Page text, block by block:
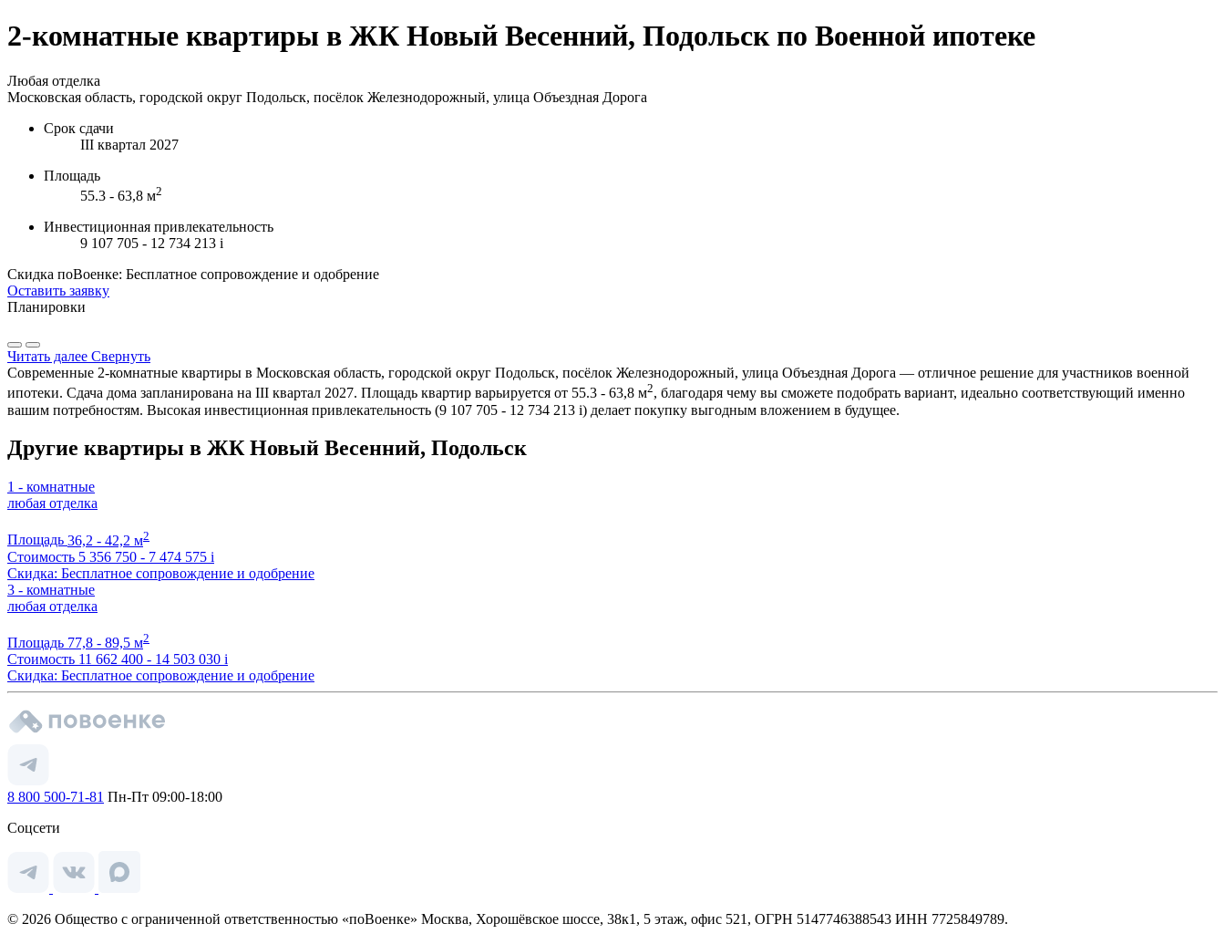
2-комнатные квартиры в ЖК Новый Весенний, Подольск по Военной ипотеке
Любая отделка
Московская область, городской округ Подольск, посёлок Железнодорожный, улица Объездная Дорога
Срок сдачи
III квартал 2027
Площадь
55.3 - 63,8 м2
Инвестиционная привлекательность
9 107 705 - 12 734 213 i
Скидка поВоенке: Бесплатное сопровождение и одобрение
Оставить заявку
Планировки
Читать далее Свернуть
Современные 2-комнатные квартиры в Московская область, городской округ Подольск, посёлок Железнодорожный, улица Объездная Дорога — отличное решение для участников военной
ипотеки. Сдача дома запланирована на III квартал 2027. Площадь квартир варьируется от 55.3 - 63,8 м2, благодаря чему вы сможете подобрать вариант, идеально соответствующий именно
вашим потребностям. Высокая инвестиционная привлекательность (9 107 705 - 12 734 213 i) делает покупку выгодным вложением в будущее.
Другие квартиры в ЖК Новый Весенний, Подольск
1 - комнатные
любая отделка
Площадь 36,2 - 42,2 м2
Стоимость 5 356 750 - 7 474 575 i
Скидка: Бесплатное сопровождение и одобрение
3 - комнатные
любая отделка
Площадь 77,8 - 89,5 м2
Стоимость 11 662 400 - 14 503 030 i
Скидка: Бесплатное сопровождение и одобрение
8 800 500-71-81 Пн-Пт 09:00-18:00
Соцсети
© 2026 Общество с ограниченной ответственностью «поВоенке» Москва, Хорошёвское шоссе, 38к1, 5 этаж, офис 521, ОГРН 5147746388543 ИНН 7725849789.